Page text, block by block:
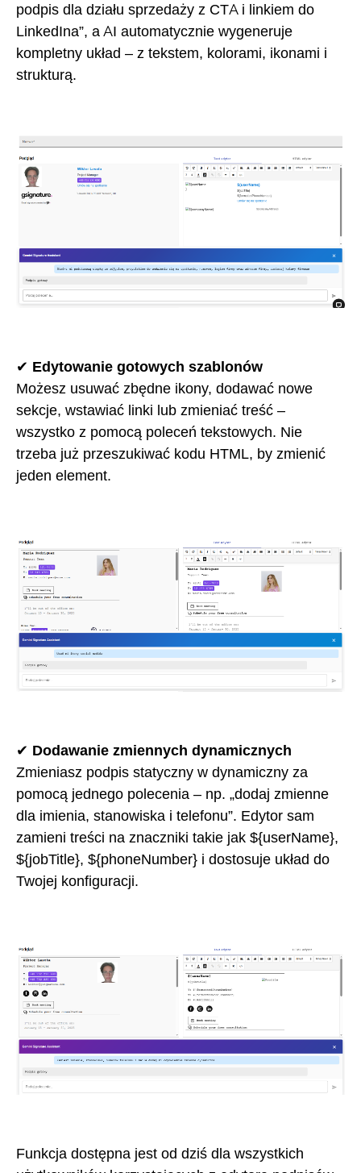
podpis dla działu sprzedaży z CTA i linkiem do
LinkedIna”, a AI automatycznie wygeneruje
kompletny układ – z tekstem, kolorami, ikonami i
strukturą.
✔ Edytowanie gotowych szablonów
Możesz usuwać zbędne ikony, dodawać nowe
sekcje, wstawiać linki lub zmieniać treść –
wszystko z pomocą poleceń tekstowych. Nie
trzeba już przeszukiwać kodu HTML, by zmienić
jeden element.
✔ Dodawanie zmiennych dynamicznych
Zmieniasz podpis statyczny w dynamiczny za
pomocą jednego polecenia – np. „dodaj zmienne
dla imienia, stanowiska i telefonu”. Edytor sam
zamieni treści na znaczniki takie jak ${userName},
${jobTitle}, ${phoneNumber} i dostosuje układ do
Twojej konfiguracji.
Funkcja dostępna jest od dziś dla wszystkich